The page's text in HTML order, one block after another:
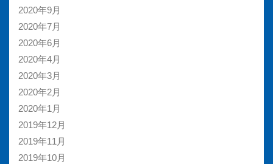
2020年9月
2020年7月
2020年6月
2020年4月
2020年3月
2020年2月
2020年1月
2019年12月
2019年11月
2019年10月